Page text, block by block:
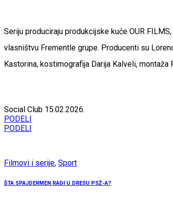
Seriju produciraju produkcijske kuće OUR
vlasništvu Frementle grupe. Producenti su
Kastorina, kostimografija Darija Kalveli, montaža
Social Club 15.02.2026.
PODELI
PODELI
Filmovi i serije, Sport
ŠTA SPAJDERMEN RADI U DRESU PSŽ-A?